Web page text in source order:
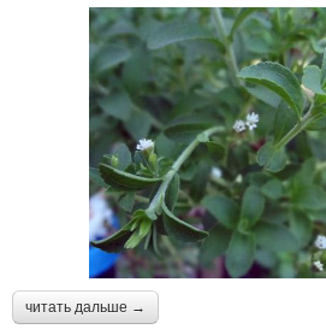
читать дальше →